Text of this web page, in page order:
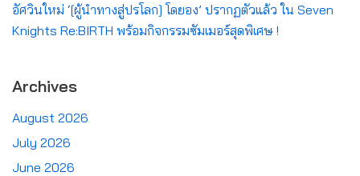
อัศวินใหม่ ‘[ผู้นำทางสู่ปรโลก] โดยอง’ ปรากฏตัวแล้ว ใน Seven
Knights Re:BIRTH พร้อมกิจกรรมซัมเมอร์สุดพิเศษ !
Archives
August 2026
July 2026
June 2026